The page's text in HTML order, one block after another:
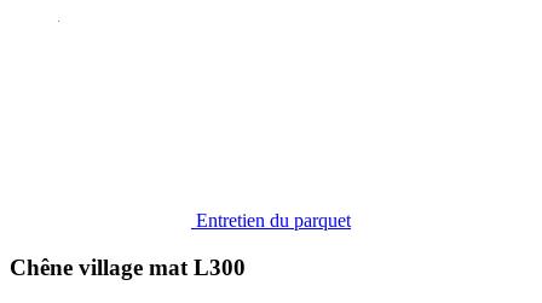
Entretien du parquet
Chêne village mat L300